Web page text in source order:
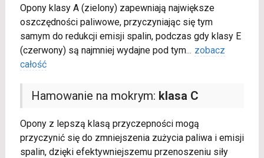
Opony klasy A (zielony) zapewniają największe
oszczędności paliwowe, przyczyniając się tym
samym do redukcji emisji spalin, podczas gdy klasy E
(czerwony) są najmniej wydajne pod tym... zobacz
całość
Hamowanie na mokrym: klasa C
Opony z lepszą klasą przyczepności mogą
przyczynić się do zmniejszenia zużycia paliwa i emisji
spalin, dzięki efektywniejszemu przenoszeniu siły